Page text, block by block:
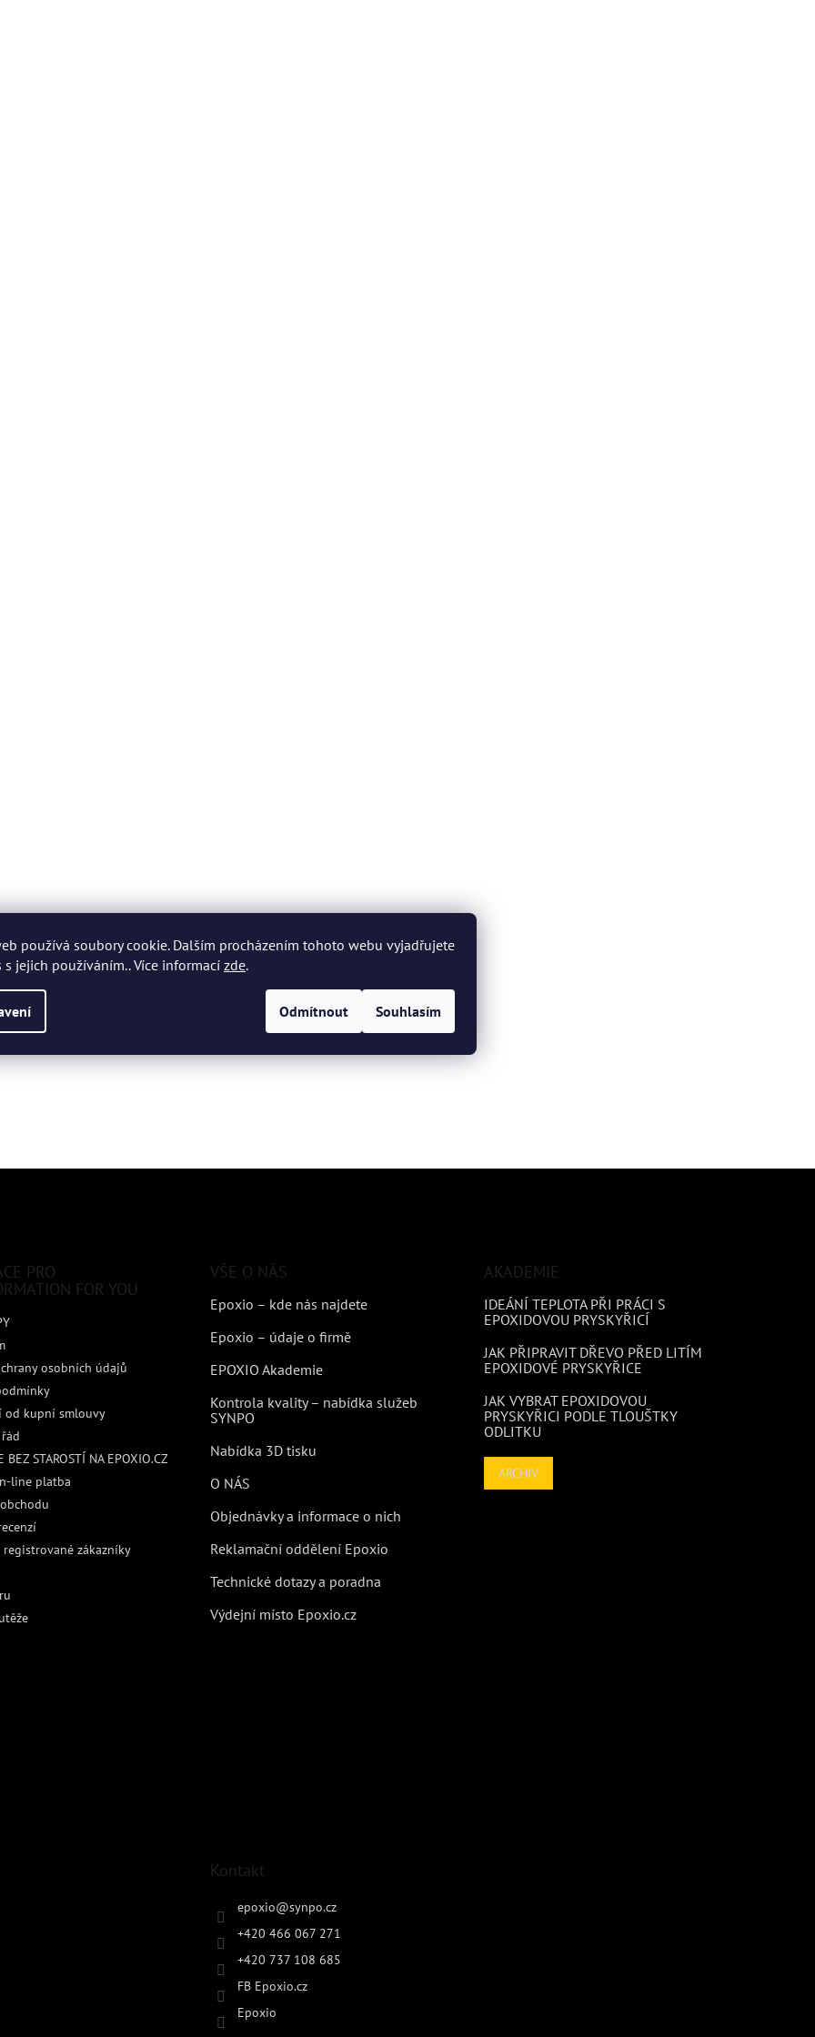
používá soubory cookie. Dalším procházením tohoto webu vyjadřujete
s jejich používáním.. Více informacízde.
Odmítnout Souhlasím
PRO
FOR YOU
osobních údajů
od kupní smlouvy
BEZ STAROSTÍ NA EPOXIO.CZ
line platba
zákazníky
VŠE O NÁS
Epoxio – kde nás najdete
Epoxio – údaje o firmě
EPOXIO Akademie
Kontrola kvality – nabídka služeb
SYNPO
Nabídka 3D tisku
O NÁS
Objednávky a informace o nich
Reklamační oddělení Epoxio
Technické dotazy a poradna
Výdejní místo Epoxio.cz
AKADEMIE
IDEÁNÍ TEPLOTA PŘI PRÁCI S
EPOXIDOVOU PRYSKYŘICÍ
JAK PŘIPRAVIT DŘEVO PŘED LITÍM
EPOXIDOVÉ PRYSKYŘICE
JAK VYBRAT EPOXIDOVOU
PRYSKYŘICI PODLE TLOUŠTKY
ODLITKU
ARCHIV
Kontakt
epoxio@synpo.cz
+420 466 067 271
+420 737 108 685
FB Epoxio.cz
Epoxio